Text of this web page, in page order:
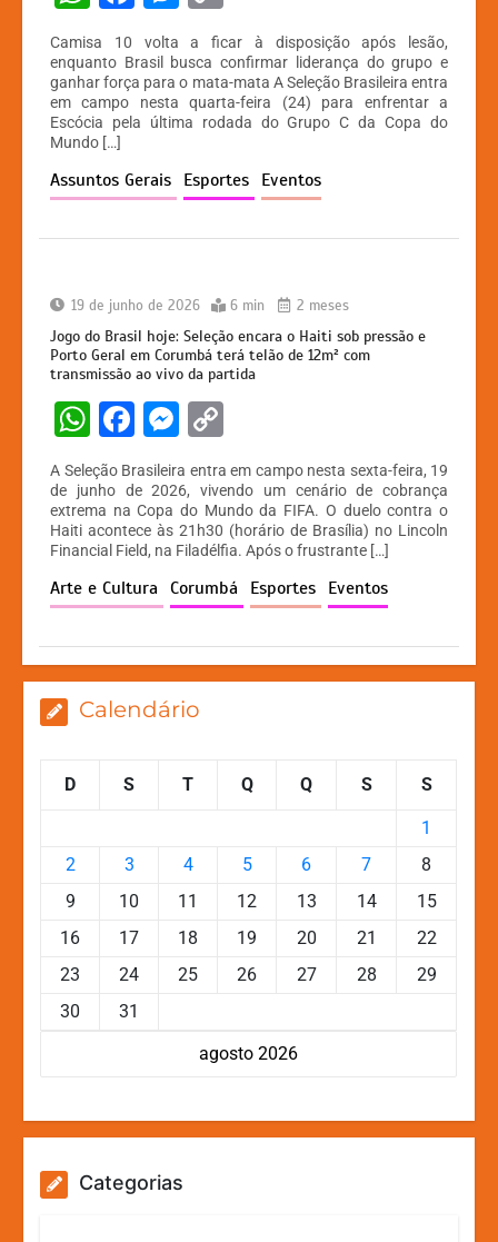
at
s
A
p
p
c
e
b
o
o
k
s
s
e
n
g
er
p
y
Li
n
k
Camisa 10 volta a ficar à disposição após lesão,
enquanto Brasil busca confirmar liderança do grupo e
ganhar força para o mata-mata A Seleção Brasileira entra
em campo nesta quarta-feira (24) para enfrentar a
Escócia pela última rodada do Grupo C da Copa do
Mundo […]
Assuntos Gerais Esportes Eventos
19 de junho de 2026 6 min 2 meses
Jogo do Brasil hoje: Seleção encara o Haiti sob pressão e
Porto Geral em Corumbá terá telão de 12m² com
transmissão ao vivo da partida
W
h
at
s
A
p
F
c
e
b
o
k
M
s
s
e
n
er
p
y
Li
n
A Seleção Brasileira entra em campo nesta sexta-feira, 19
de junho de 2026, vivendo um cenário de cobrança
extrema na Copa do Mundo da FIFA. O duelo contra o
Haiti acontece às 21h30 (horário de Brasília) no Lincoln
Financial Field, na Filadélfia. Após o frustrante […]
Arte e Cultura Corumbá Esportes Eventos
Calendário
agosto 2026
D S T Q Q S S
1
2
3 4 5 6 7
8
9
10 11 12 13 14
15
16
17 18 19 20 21
22
23
24 25 26 27 28
29
30
31
Categorias